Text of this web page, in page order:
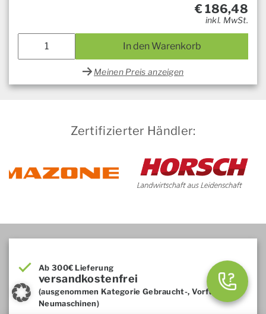
€186,48
inkl. MwSt.
In den Warenkorb
Meinen Preis anzeigen
Zertifizierter Händler:
Ab 300€ Lieferung
versandkostenfrei
(ausgenommen Kategorie Gebraucht-, Vorführ- und
Neumaschinen)